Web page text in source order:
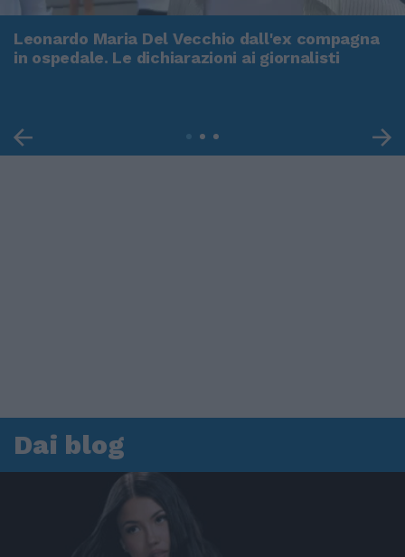
Leonardo Maria Del Vecchio dall'ex compagna
in ospedale. Le dichiarazioni ai giornalisti
Dai blog